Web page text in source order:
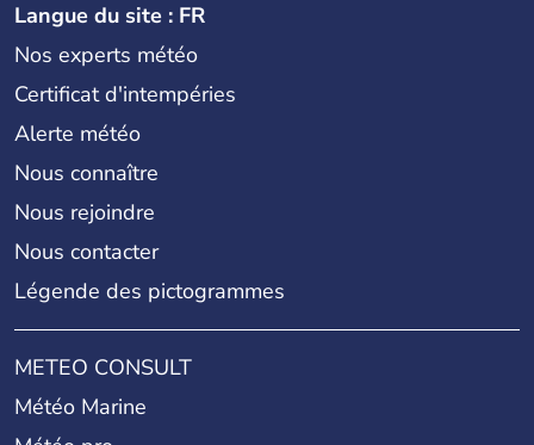
Langue du site : FR
Nos experts météo
Certificat d'intempéries
Alerte météo
Nous connaître
Nous rejoindre
Nous contacter
Légende des pictogrammes
METEO CONSULT
Météo Marine